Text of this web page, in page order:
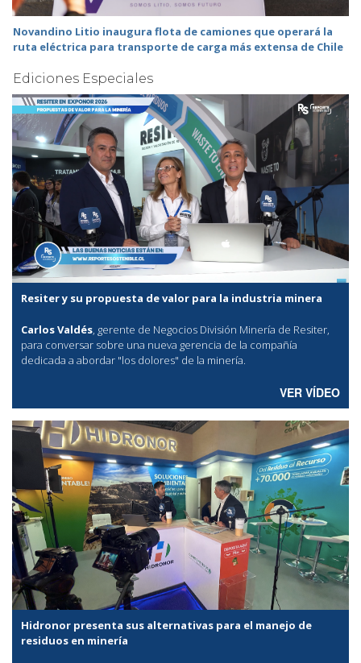
Novandino Litio inaugura flota de camiones que operará la
ruta eléctrica para transporte de carga más extensa de Chile
Ediciones Especiales
Resiter y su propuesta de valor para la industria minera
Carlos Valdés, gerente de Negocios División Minería de Resiter,
para conversar sobre una nueva gerencia de la compañía
dedicada a abordar "los dolores" de la minería.
VER VÍDEO
Hidronor presenta sus alternativas para el manejo de
residuos en minería